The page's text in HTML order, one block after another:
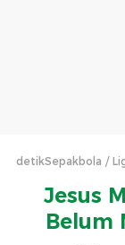
detikSepakbola
Jesus
Belum